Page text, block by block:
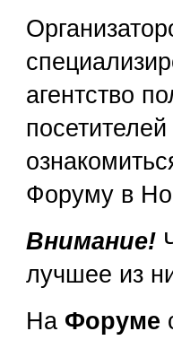
агентство
Форуму в
Внимание!
лучшее из
На Форуме